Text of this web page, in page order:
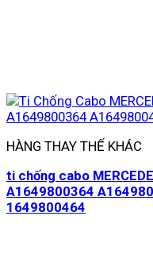
HÀNG THAY THẾ KHÁC
ti chống cabo
A1649800364
1649800464